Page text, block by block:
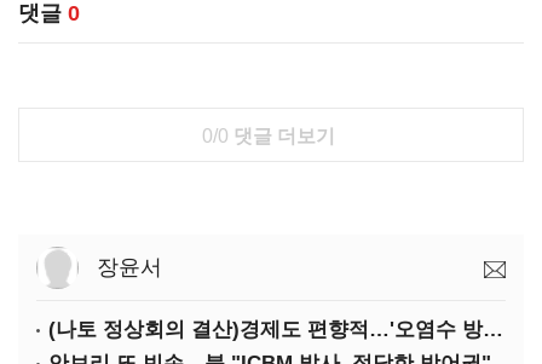
댓글 0
0/0 댓글 더보기
장윤서
(나토 정상회의 결산)경제도 편향적…'오염수 방류'만 용인